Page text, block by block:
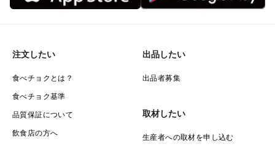
注文したい
食べチョクとは？
食べチョク基準
品質保証について
飲食店の方へ
出品したい
出品者募集
取材したい
生産者への取材を申し込む